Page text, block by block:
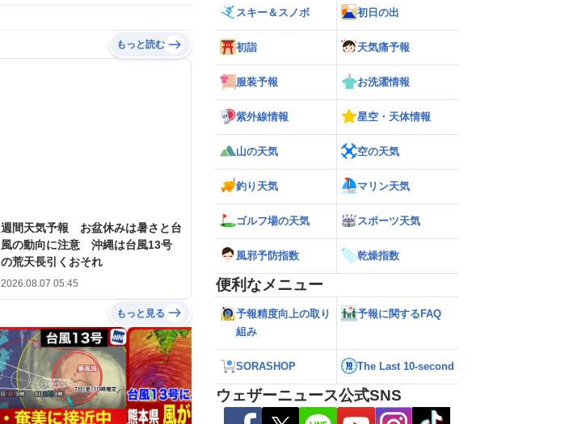
もっと読む
週間天気予報 お盆休みは暑さと台
風の動向に注意 沖縄は台風13号
の荒天長引くおそれ
2026.08.07 05:45
もっと見る
スキー＆スノボ 初日の出
初詣 天気痛予報
服装予報 お洗濯情報
紫外線情報 星空・天体情報
山の天気 空の天気
釣り天気 マリン天気
ゴルフ場の天気 スポーツ天気
風邪予防指数 乾燥指数
便利なメニュー
予報精度向上の取り
組み
予報に関するFAQ
SORASHOP The Last 10-second
ウェザーニュース公式SNS